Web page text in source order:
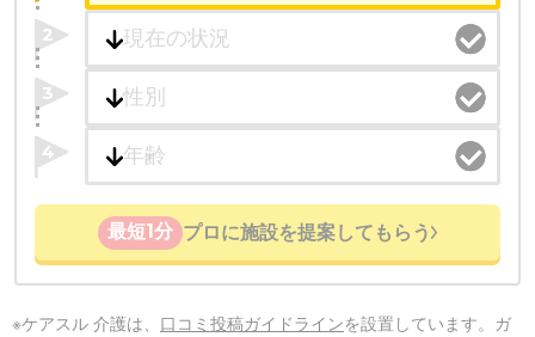
2
3
4
最短1分 プロに施設を提案してもらう
※ケアスル 介護は、 口コミ投稿ガイドラインを設置しています。ガ